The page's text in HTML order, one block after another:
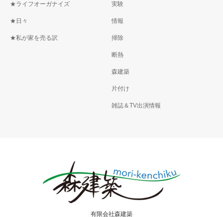
★ライフオーガナイズ
★日々
★私が家を売る訳
実験
情報
掃除
断熱
森建築
片付け
雑誌＆TV出演情報
有限会社森建築